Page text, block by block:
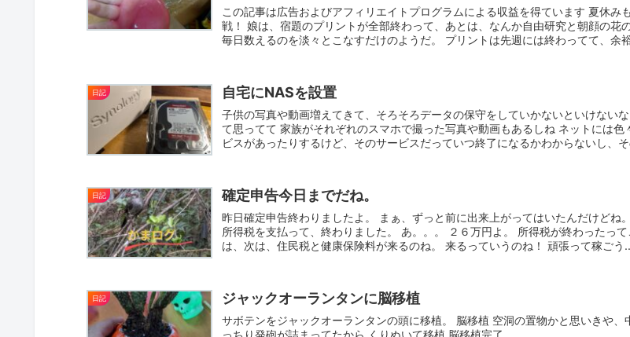
この記事は広告およびアフィリエイトプログラムによる収益を得ています 夏休み
戦！ 娘は、宿題のプリントが全部終わって、あとは、なんか自由研究と朝顔の花
毎日数えるのを淡々とこなすだけのようだ。 プリントは先週には終わってて、余
日記 自宅にNASを設置
子供の写真や動画増えてきて、そろそろデータの保守をしていかないといけない
て思ってて 家族がそれぞれのスマホで撮った写真や動画もあるしね ネットには色
ビスがあったりするけど、そのサービスだっていつ終了になるかわからないし、そ
日記 確定申告今日までだね。
昨日確定申告終わりましたよ。 まぁ、ずっと前に出来上がってはいたんだけどね
所得税を支払って、終わりました。 あ。。。 ２６万円よ。 所得税が終わったって
は、次は、住民税と健康保険料が来るのね。 来るっていうのね！ 頑張って稼ごう
日記 ジャックオーランタンに脳移植
サボテンをジャックオーランタンの頭に移植。 脳移植 空洞の置物かと思いきや、
っちり発砲が詰まってたから くりぬいて移植 脳移植完了。